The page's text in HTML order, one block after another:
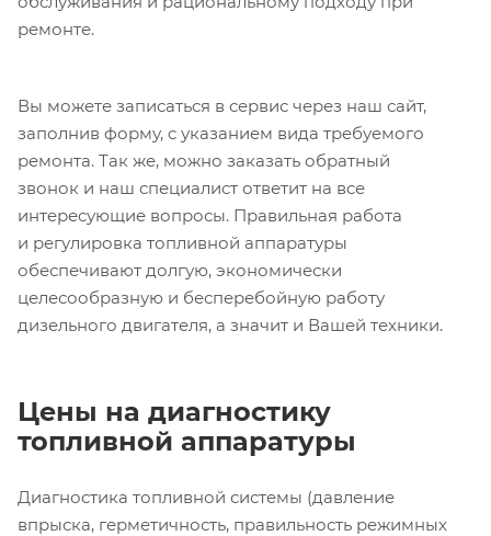
ремонте.
Вы можете записаться в сервис через наш сайт,
заполнив форму, с указанием вида требуемого
ремонта. Так же, можно заказать обратный
звонок и наш специалист ответит на все
интересующие вопросы. Правильная работа
и регулировка топливной аппаратуры
обеспечивают долгую, экономически
целесообразную и бесперебойную работу
дизельного двигателя, а значит и Вашей техники.
Цены на диагностику
топливной аппаратуры
Диагностика топливной системы (давление
впрыска, герметичность, правильность режимных